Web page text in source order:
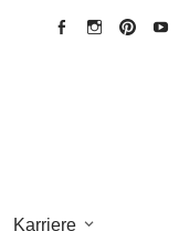
Karriere